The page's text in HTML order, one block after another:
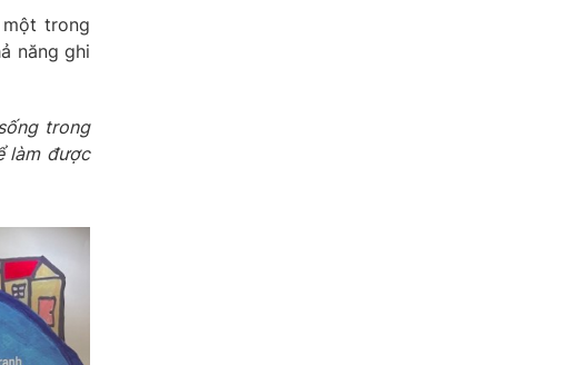
trong
năng ghi
trong
làm được